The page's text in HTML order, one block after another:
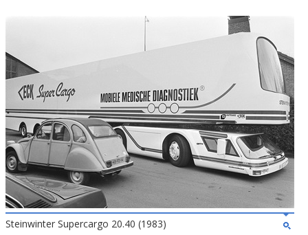
Steinwinter Supercargo 20.40 (1983)